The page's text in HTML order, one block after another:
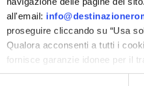
all'email:
proseguire cliccando su “Usa
Qualora acconsenti a tutti i
fornisce garanzie idonee per il
sicurezza a Tutela dei
Pasqua Riviera Rimini